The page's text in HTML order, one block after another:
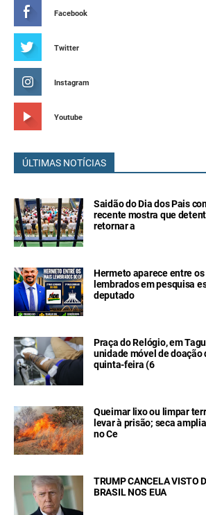
Facebook
Twitter
Instagram
Youtube
ÚLTIMAS NOTÍCIAS
Saidão do Dia dos Pais
recente mostra que
retornar a
Hermeto aparece entre
lembrados em pesquisa
deputado
Praça do Relógio, em
unidade móvel de doação
quinta-feira (6
Queimar lixo ou limpar
levar à prisão; seca
no Ce
TRUMP CANCELA VISTO
BRASIL NOS EUA